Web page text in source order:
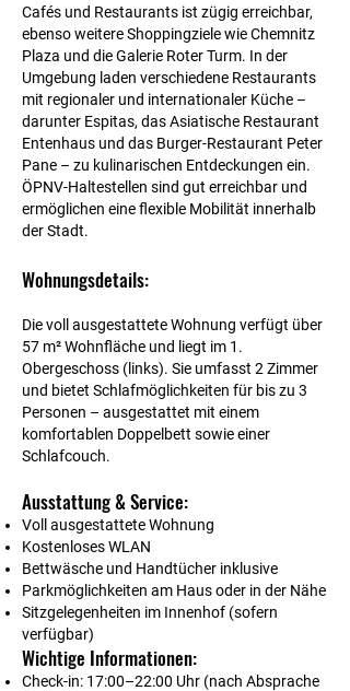
Cafés und Restaurants ist zügig erreichbar,
ebenso weitere Shoppingziele wie Chemnitz
Plaza und die Galerie Roter Turm. In der
Umgebung laden verschiedene Restaurants
mit regionaler und internationaler Küche –
darunter Espitas, das Asiatische Restaurant
Entenhaus und das Burger-Restaurant Peter
Pane – zu kulinarischen Entdeckungen ein.
ÖPNV-Haltestellen sind gut erreichbar und
ermöglichen eine flexible Mobilität innerhalb
der Stadt.
Wohnungsdetails:
Die voll ausgestattete Wohnung verfügt über
57 m² Wohnfläche und liegt im 1.
Obergeschoss (links). Sie umfasst 2 Zimmer
und bietet Schlafmöglichkeiten für bis zu 3
Personen – ausgestattet mit einem
komfortablen Doppelbett sowie einer
Schlafcouch.
Ausstattung & Service:
Voll ausgestattete Wohnung
Kostenloses WLAN
Bettwäsche und Handtücher inklusive
Parkmöglichkeiten am Haus oder in der Nähe
Sitzgelegenheiten im Innenhof (sofern
verfügbar)
Wichtige Informationen:
Check-in: 17:00–22:00 Uhr (nach Absprache